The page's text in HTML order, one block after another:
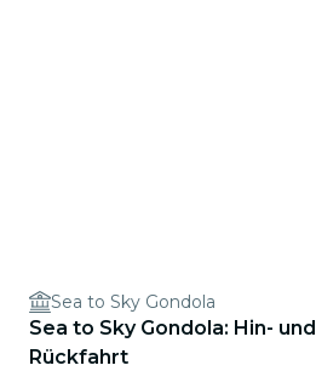
Sea to Sky Gondola
Sea to Sky Gondola: Hin- und
Rückfahrt